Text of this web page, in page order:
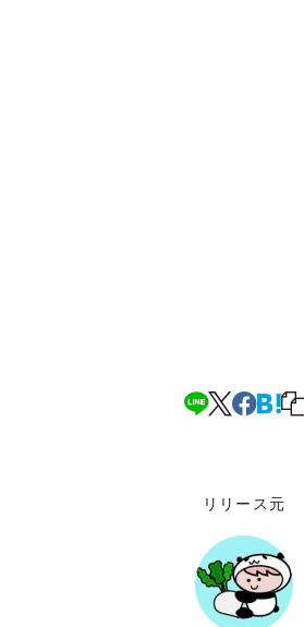
リリース元